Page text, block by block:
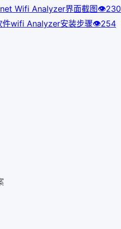
Wifi Analyzer界面截图👁230
件wifi Analyzer安装步骤👁254